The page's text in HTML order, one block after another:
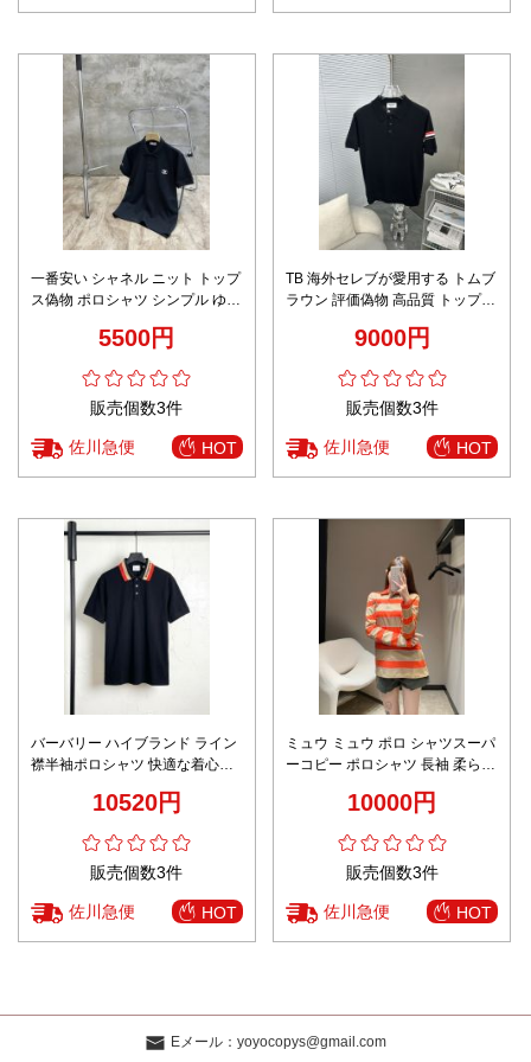
一番安い シャネル ニット トップ
ス偽物 ポロシャツ シンプル ゆっ
5500円
販売個数3件
佐川急便 HOT
TB 海外セレブが愛用する トムブ
ラウン 評価偽物 高品質 トップス
9000円
販売個数3件
佐川急便 HOT
バーバリー ハイブランド ライン
襟半袖ポロシャツ 快適な着心地
10520円
販売個数3件
佐川急便 HOT
ミュウ ミュウ ポロ シャツスーパ
ーコピー ポロシャツ 長袖 柔らか
10000円
販売個数3件
佐川急便 HOT
Eメール： yoyocopys@gmail.com